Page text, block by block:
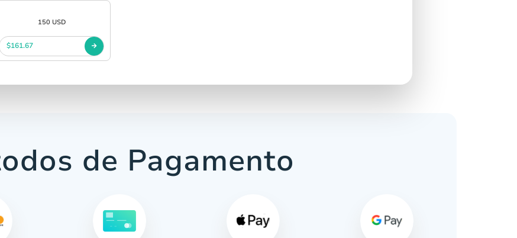
150 USD
$161.67
de Pagamento